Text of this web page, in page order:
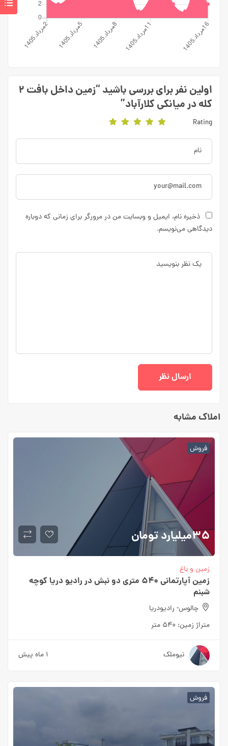
اولین نفر برای بررسی باشید “زمین داخل بافت ۲
کله در میانکی کلارآباد”
Rating
ذخیره نام، ایمیل و وبسایت من در مرورگر برای زمانی که دوباره
دیدگاهی می‌نویسم.
املاک مشابه
فروش
۳۵میلیارد تومان
زمین و باغ
زمین آپارتمانی ۵۴۰ متری دو نبش در رادیو دریا کوچه
شبنم
چالوس- رادیودریا
متراژ زمین: ۵۴۰ متر
نیوملک ۱ ماه پیش
فروش